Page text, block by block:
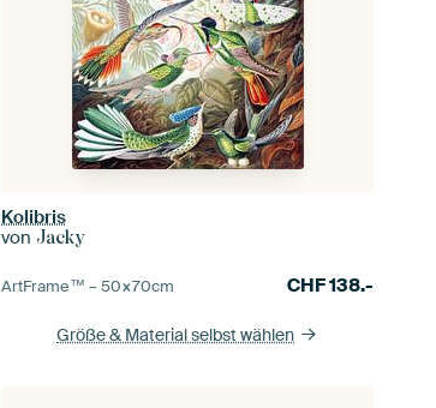
Kolibris
von Jacky
ArtFrame™ –50×70cm CHF138.-
Größe & Material selbst wählen